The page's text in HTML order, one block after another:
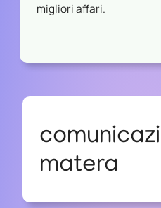
migliori affari.
matera